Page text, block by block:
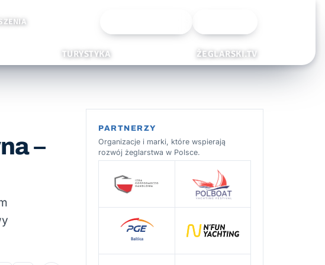
TURYSTYKA ŻEGLARSKI.TV
–
PARTNERZY
Organizacje i marki, które wspierają
rozwój żeglarstwa w Polsce.